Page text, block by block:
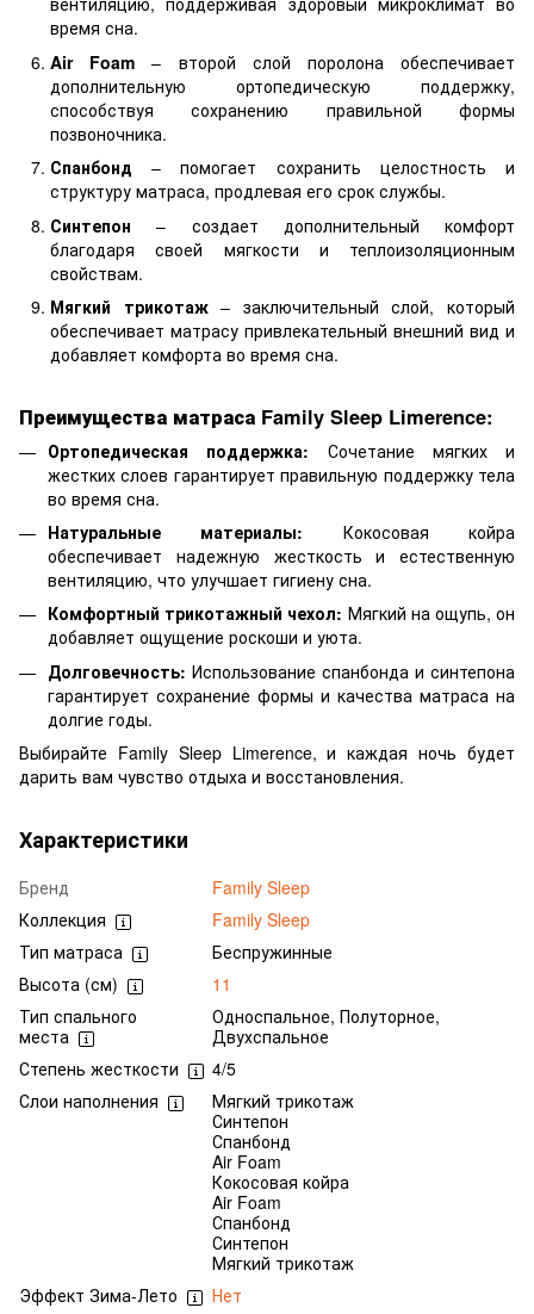
время сна.
Air Foam – второй слой поролона обеспечивает
дополнительную ортопедическую поддержку,
способствуя сохранению правильной формы
позвоночника.
Спанбонд – помогает сохранить целостность и
структуру матраса, продлевая его срок службы.
Синтепон – создает дополнительный комфорт
благодаря своей мягкости и теплоизоляционным
свойствам.
Мягкий трикотаж– заключительный слой, который
обеспечивает матрасу привлекательный внешний вид и
добавляет комфорта во время сна.
Преимущества матраса Family Sleep Limerence:
Ортопедическая поддержка: Сочетание мягких и
жестких слоев гарантирует правильную поддержку тела
во время сна.
Натуральные материалы: Кокосовая койра
обеспечивает надежную жесткость и естественную
вентиляцию, что улучшает гигиену сна.
Комфортный трикотажный чехол: Мягкий на ощупь, он
добавляет ощущение роскоши и уюта.
Долговечность: Использование спанбонда и синтепона
гарантирует сохранение формы и качества матраса на
долгие годы.
Выбирайте Family Sleep Limerence, и каждая ночь будет
дарить вам чувство отдыха и восстановления.
Характеристики
Бренд
Family Sleep
Коллекция
Family Sleep
Тип матраса
Беспружинные
Высота (см)
11
Тип спального
места
Односпальное, Полуторное,
Двухспальное
Степень жесткости
4/5
Слои наполнения
Мягкий трикотаж
Синтепон
Спанбонд
Air Foam
Кокосовая койра
Air Foam
Спанбонд
Синтепон
Мягкий трикотаж
Эффект Зима-Лето
Нет